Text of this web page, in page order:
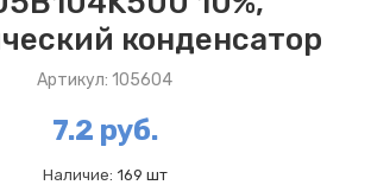
конденсатор
Артикул: 105604
7.2 руб.
Наличие: 169 шт